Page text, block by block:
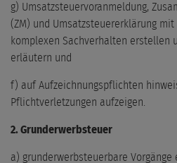
g) Umsatzsteuervoranmeldung,
(ZM) und Umsatzsteuererklärung mit
komplexen Sachverhalten erstellen
erläutern und
f) auf Aufzeichnungspflichten
Pflichtverletzungen aufzeigen.
2. Grunderwerbsteuer
a) grunderwerbsteuerbare Vorgänge